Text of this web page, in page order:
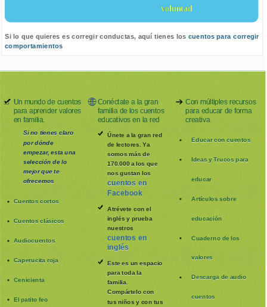
voluntad
Si lo que quieres es corregir conductas, aquí tienes los cuentos para corregir
comportamientos
Un mundo de cuentos
para aprender valores
en familia.
Si no tienes claro
por dónde
empezar, esta una
selección de lo
mejor que te
ofrecemos
Cuentos cortos
Cuentos clásicos
Audiocuentos
Caperucita roja
Cenicienta
El patito feo
Conéctate a la gran
familia de los cuentos
educativos en la red
Únete a la gran red
de lectores. Ya
somos más de
170.000 a los que
nos gustan los
cuentos en
Facebook
Atrévete con el
inglés y prueba
nuestros
cuentos en
inglés
Este es un espacio
para toda la
familia
Compártelo con
tus niños y con tus
Con múltiples recursos
para educar de forma
creativa
Educar con cuentos
Ideas y Trucos para
educar
Artículos sobre
educación
Cuaderno de los
valores
Descarga de audio
cuentos